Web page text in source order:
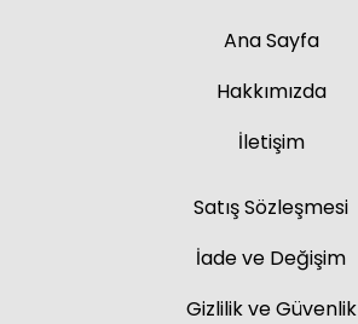
Ana Sayfa
Hakkımızda
İletişim
Satış Sözleşmesi
İade ve Değişim
Gizlilik ve Güvenlik